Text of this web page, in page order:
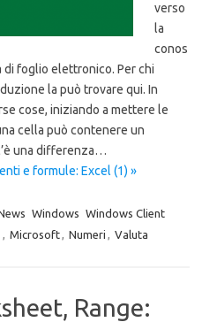
verso
la
conos
di foglio elettronico. Per chi
la può trovare qui. In
cose, iniziando a mettere le
cella può contenere un
una differenza…
e formule: Excel (1) »
Windows Windows Client
, Microsoft, Numeri , Valuta
Range: